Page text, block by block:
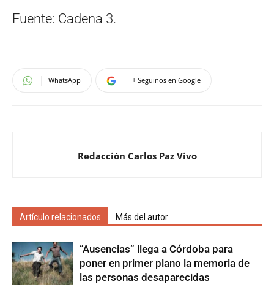
Fuente: Cadena 3.
WhatsApp + Seguinos en Google
Redacción Carlos Paz Vivo
Artículo relacionados Más del autor
“Ausencias” llega a Córdoba para
poner en primer plano la memoria de
las personas desaparecidas